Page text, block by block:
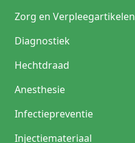
Zorg en Verpleegartikelen
Diagnostiek
Hechtdraad
Anesthesie
Infectiepreventie
Injectiemateriaal